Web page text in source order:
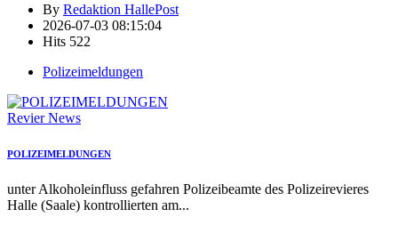
By Redaktion HallePost
2026-07-03 08:15:04
Hits 522
Polizeimeldungen
Revier News
POLIZEIMELDUNGEN
unter Alkoholeinfluss gefahren Polizeibeamte des Polizeirevieres
Halle (Saale) kontrollierten am...